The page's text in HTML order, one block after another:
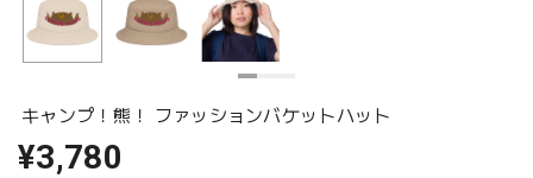
キャンプ！熊！ ファッションバケットハット
¥3,780